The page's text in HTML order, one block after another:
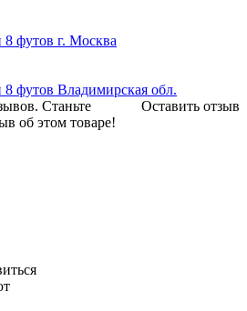
футов г. Москва
футов Владимирская обл.
Оставить отзыв
Станьте
об этом товаре!